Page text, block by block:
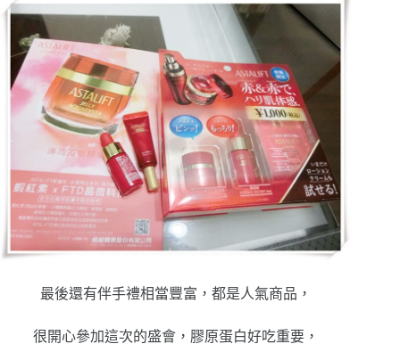
最後還有伴手禮相當豐富，都是人氣商品，
很開心參加這次的盛會，膠原蛋白好吃重要，